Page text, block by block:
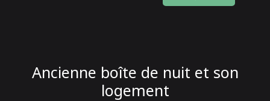
Ancienne boîte de nuit et son
logement